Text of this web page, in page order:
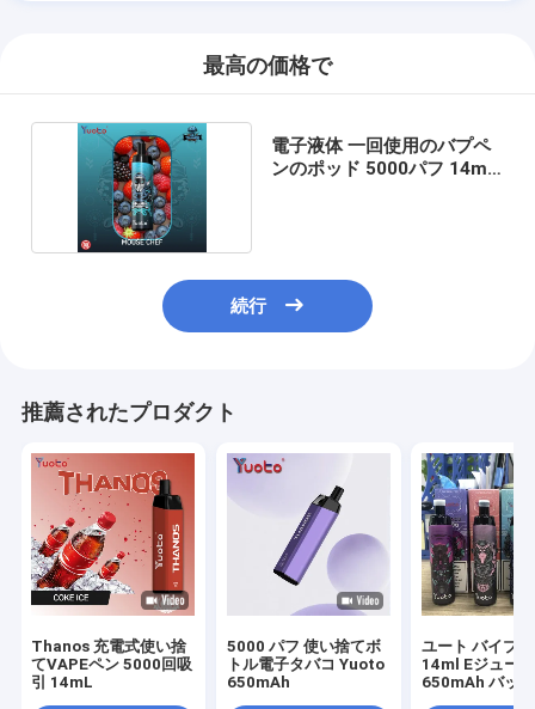
最高の価格で
電子液体 一回使用のバプペ
ンのポッド 5000パフ 14ml
続行
推薦されたプロダクト
Thanos 充電式使い捨
てVAPEペン 5000回吸
引 14mL
5000 パフ 使い捨てボ
トル電子タバコ Yuoto
650mAh
ユート バイプ
14ml Eジュース
650mAh バッ